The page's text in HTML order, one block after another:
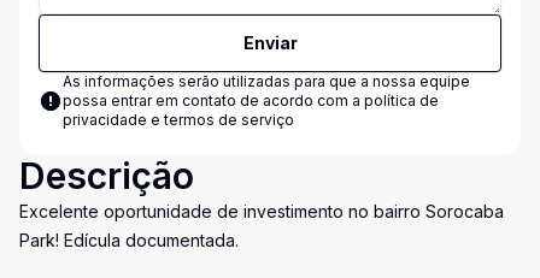
Enviar
As informações serão utilizadas para que a nossa equipe
possa entrar em contato de acordo com a política de
privacidade e termos de serviço
Descrição
Excelente oportunidade de investimento no bairro Sorocaba
Park! Edícula documentada.